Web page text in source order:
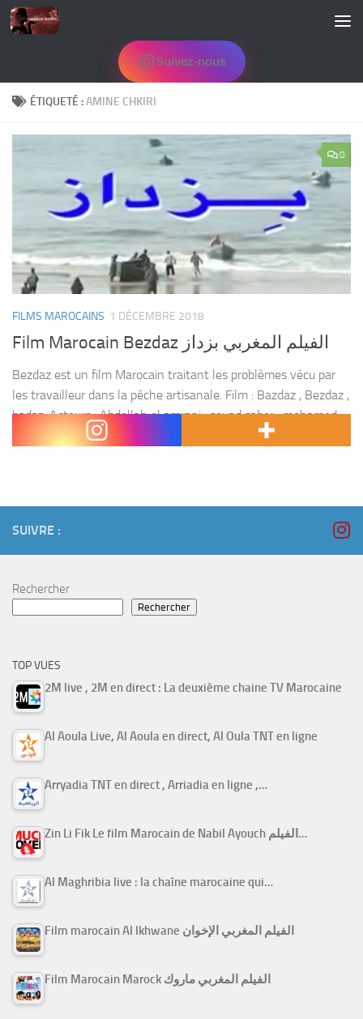
Skip to content
Suivez-nous
ÉTIQUETÉ :AMINE CHKIRI
0
FILMS MAROCAINS 1 DÉCEMBRE 2018
Film Marocain Bezdaz الفيلم المغربي بزداز
Bezdaz est un film Marocain traitant les problèmes vécu par
les travailleur dans la pêche artisanale. Film : Bazdaz , Bezdaz ,
badaz. Acteurs : Abdellah el amrani , souad saber , mohamed
SUIVRE :
Rechercher
Rechercher
TOP VUES
2M live , 2M en direct : La deuxième chaine TV Marocaine
Al Aoula Live, Al Aoula en direct, Al Oula TNT en ligne
Arryadia TNT en direct , Arriadia en ligne ,…
Zin Li Fik Le film Marocain de Nabil Ayouch الفيلم…
Al Maghribia live : la chaîne marocaine qui…
Film marocain Al Ikhwane الفيلم المغربي الإخوان
Film Marocain Marock الفيلم المغربي ماروك